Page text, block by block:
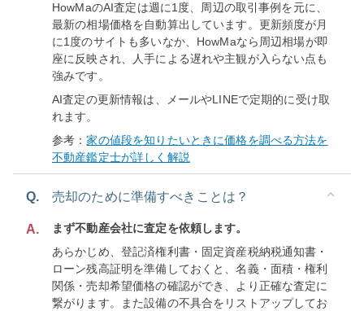
HowMaのAI査定は週に1度、周辺の取引事例を元に、
最新の相場価格を自動算出しています。更新頻度が月
に1度のサイトも多いなか、HowMaなら周辺相場が即
座に反映され、人手による遅れや主観が入らない点も
強みです。
AI査定の更新情報は、メールやLINEで定期的に受け取
れます。
参考：家の値段を知りたいときに価格を調べる方法を
不動産鑑定士が詳しく解説
Q. 売却のために準備すべきことは？
A.
まず不動産会社に査定を依頼します。
あらかじめ、登記済権利書・固定資産税納税通知書・
ローン残高証明を準備しておくと、名義・面積・権利
関係・売却希望価格の確認ができ、より正確な査定に
繋がります。また設備の不具合をリストアップしてお